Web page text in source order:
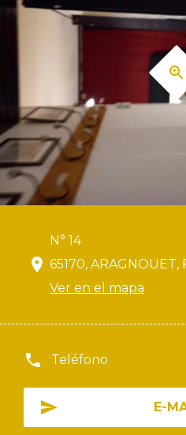
N° 14
65170, ARAGNOUET,
Ver en el mapa
Teléfono
E-